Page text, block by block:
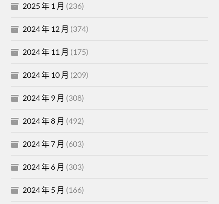
2025 年 1 月 (236)
2024 年 12 月 (374)
2024 年 11 月 (175)
2024 年 10 月 (209)
2024 年 9 月 (308)
2024 年 8 月 (492)
2024 年 7 月 (603)
2024 年 6 月 (303)
2024 年 5 月 (166)